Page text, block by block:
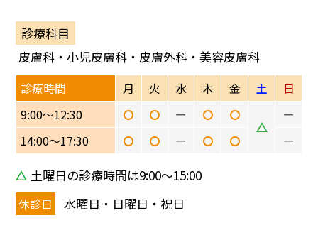
診療科目
皮膚科・小児皮膚科・皮膚外科・美容皮膚科
診療時間 月 火 水 木 金 土
日
9:00〜12:30
ー
ー
14:00〜17:30
ー ー
土曜日の診療時間は9:00〜15:00
休診日 水曜日・日曜日・祝日